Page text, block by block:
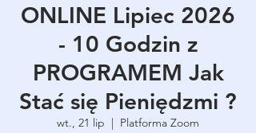
ONLINE Lipiec 2026
- 10 Godzin z
PROGRAMEM Jak
Stać się Pieniędzmi ?
wt., 21 lip
  |
Platforma Zoom